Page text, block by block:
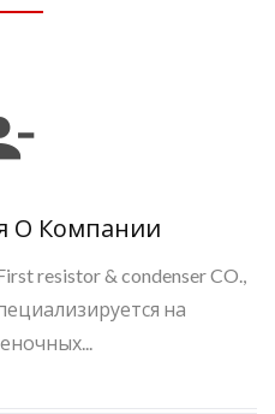
О Компании
resistor & condenser CO.,
на